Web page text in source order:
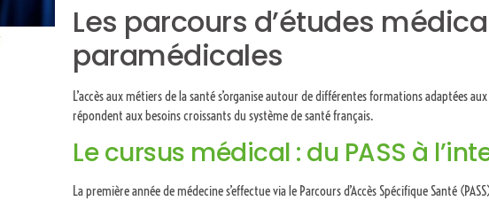
Les parcours d’études
paramédicales
L’accès aux métiers de la santé s’organise autour de différentes formations adaptées
répondent aux besoins croissants du système de santé français.
Le cursus médical : du PASS à
La première année de médecine s’effectue via le Parcours d’Accès Spécifique Santé